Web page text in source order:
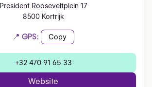
President Rooseveltplein 17
8500 Kortrijk
📍 GPS: Copy
+32 470 91 65 33
Website